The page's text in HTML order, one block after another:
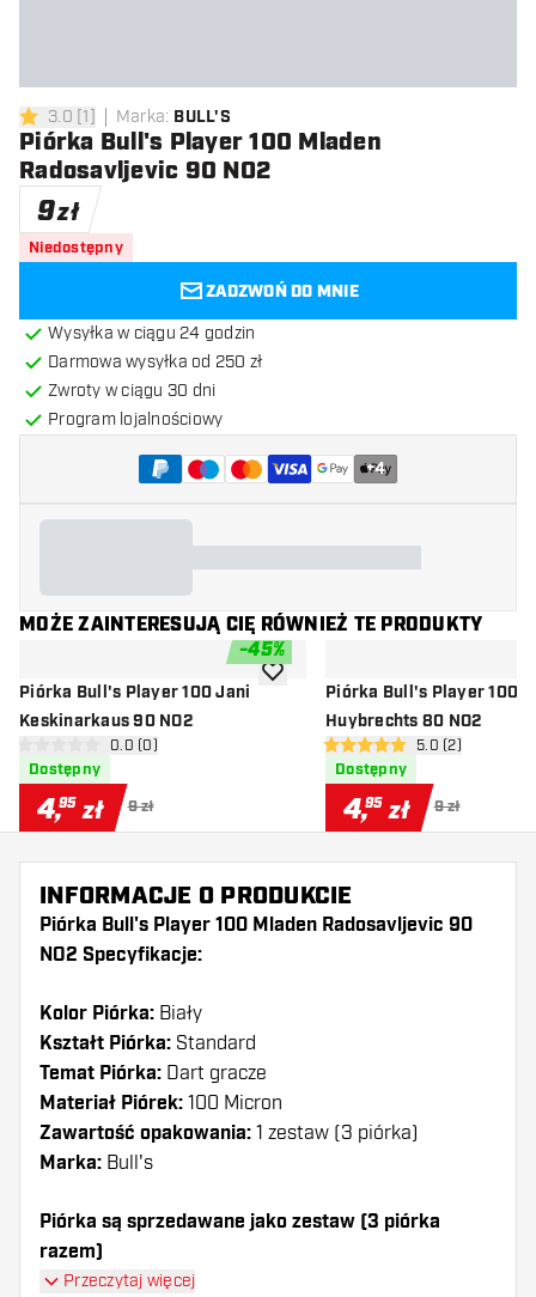
3 gwiazdki oceny
3.0 [1] Marka: BULL'S
Piórka Bull's Player 100 Mladen
Radosavljevic 90 NO2
9zł
Niedostępny
ZADZWOŃ DO MNIE
Wysyłka w ciągu 24 godzin
Darmowa wysyłka od 250 zł
Zwroty w ciągu 30 dni
Program lojalnościowy
+4
MOŻE ZAINTERESUJĄ CIĘ RÓWNIEŻ TE PRODUKTY
-45%
Piórka Bull's Player 100 Jani
Keskinarkaus 90 NO2
otwórz panel recenzji
0 gwiazdki oceny0.0 (0)
Dostępny
4,95 zł 9 zł
dodaj do listy życzeń
Piórka Bull's Player 100
Huybrechts 80 NO2
otwórz panel
5 gwiazdki oceny5.0 (2)
Dostępny
4,95 zł 9 zł
INFORMACJE O PRODUKCIE
Piórka Bull's Player 100 Mladen Radosavljevic 90
NO2 Specyfikacje:
Kolor Piórka: Biały
Kształt Piórka: Standard
Temat Piórka: Dart gracze
Materiał Piórek: 100 Micron
Zawartość opakowania: 1 zestaw (3 piórka)
Marka: Bull's
Piórka są sprzedawane jako zestaw (3 piórka
razem)
Przeczytaj więcej